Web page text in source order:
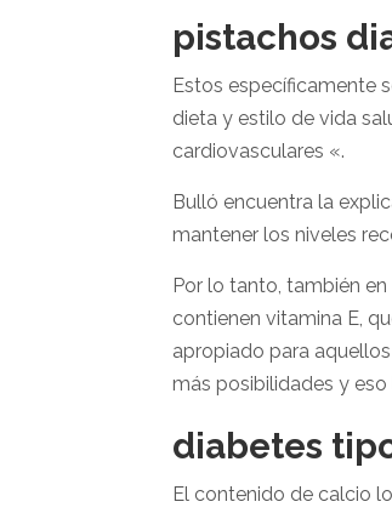
pistachos
Estos específicamente
dieta y estilo de vida
cardiovasculares «.
Bulló encuentra la
mantener los niveles
Por lo tanto, también
contienen vitamina E,
apropiado para
más posibilidades y
diabetes
El contenido de calcio